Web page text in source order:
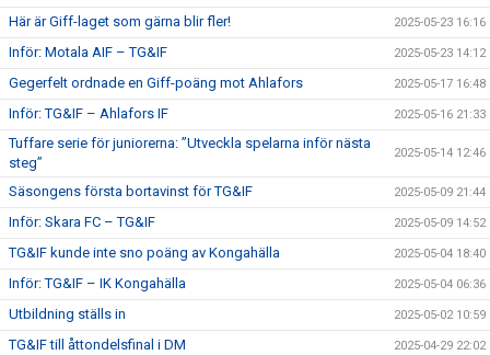
Här är Giff-laget som gärna blir fler! 2025-05-23 16:16
Inför: Motala AIF – TG&IF 2025-05-23 14:12
Gegerfelt ordnade en Giff-poäng mot Ahlafors 2025-05-17 16:48
Inför: TG&IF – Ahlafors IF 2025-05-16 21:33
Tuffare serie för juniorerna: ”Utveckla spelarna inför nästa
steg”
2025-05-14 12:46
Säsongens första bortavinst för TG&IF 2025-05-09 21:44
Inför: Skara FC – TG&IF 2025-05-09 14:52
TG&IF kunde inte sno poäng av Kongahälla 2025-05-04 18:40
Inför: TG&IF – IK Kongahälla 2025-05-04 06:36
Utbildning ställs in 2025-05-02 10:59
TG&IF till åttondelsfinal i DM 2025-04-29 22:02